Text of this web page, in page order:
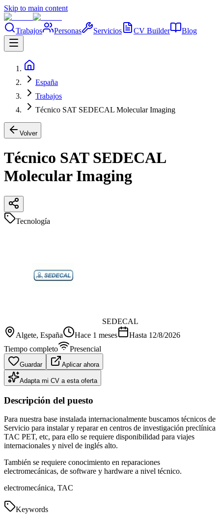
Skip to main content
Trabajos Personas Servicios CV Builder Blog
España
Trabajos
Técnico SAT SEDECAL Molecular Imaging
Volver
Técnico SAT SEDECAL
Molecular Imaging
Tecnología
SEDECAL
Algete, España Hace 1 meses Hasta 12/8/2026
Tiempo completo
Presencial
Guardar Aplicar ahora
Adapta mi CV a esta oferta
Descripción del puesto
Para nuestra base instalada internacionalmente buscamos técnicos de
Servicio para instalar y reparar en centros de investigación preclínica
TAC PET, etc, para ello se requiere disponibilidad para viajes
internacionales y nivel de inglés alto.
También se requiere conocimiento en reparaciones
electromecánicas, de software y hardware a nivel técnico.
electromecánica, TAC
Keywords